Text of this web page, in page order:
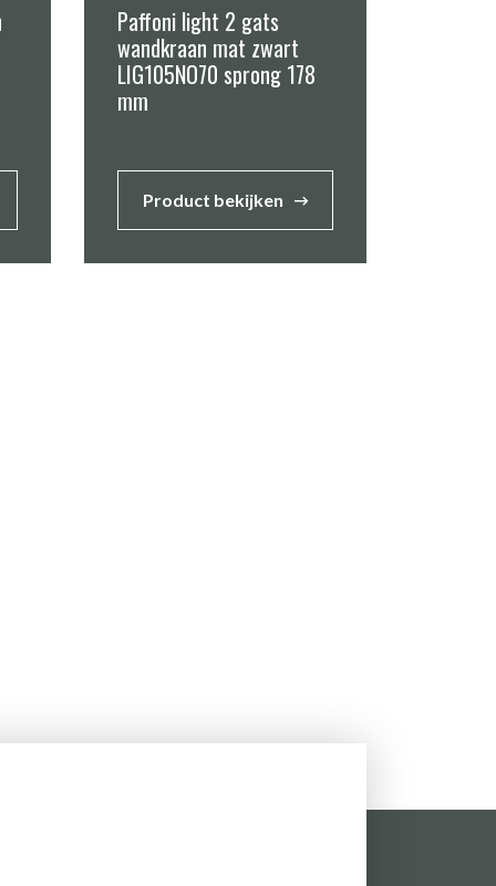
Paffoni light 2 gats
wandkraan mat zwart
LIG105NO70 sprong 178
mm
Product bekijken